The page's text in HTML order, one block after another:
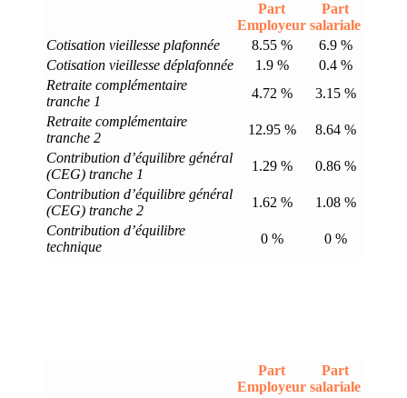
Part
Employeur
Part
salariale
Cotisation vieillesse plafonnée
8.55 %
6.9 %
Cotisation vieillesse déplafonnée
1.9 %
0.4 %
Retraite complémentaire
tranche 1
4.72 %
3.15 %
Retraite complémentaire
tranche 2
12.95 %
8.64 %
Contribution d’équilibre général
(CEG) tranche 1
1.29 %
0.86 %
Contribution d’équilibre général
(CEG) tranche 2
1.62 %
1.08 %
Contribution d’équilibre
technique
0 % 0 %
Part
Employeur
Part
salariale